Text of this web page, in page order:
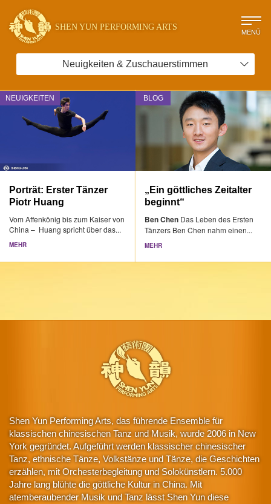
SHEN YUN PERFORMING ARTS MENÜ
Neuigkeiten & Zuschauerstimmen
NEUIGKEITEN
Porträt: Erster Tänzer
Piotr Huang
Vom Affenkönig bis zum Kaiser von
China – Huang spricht über das...
MEHR
BLOG
„Ein göttliches Zeitalter
beginnt“
Ben Chen Das Leben des Ersten
Tänzers Ben Chen nahm einen...
MEHR
Shen Yun Performing Arts, das führende Ensemble für
klassischen chinesischen Tanz und Musik, wurde 2006 in New
York gegründet. Aufgeführt werden klassischer chinesischer
Tanz, ethnische Tänze, Volkstänze und Tänze, die Geschichten
erzählen, mit Orchesterbegleitung und Solokünstlern. 5.000
Jahre lang blühte die göttliche Kultur in China. Mit
atemberaubender Musik und Tanz lässt Shen Yun diese